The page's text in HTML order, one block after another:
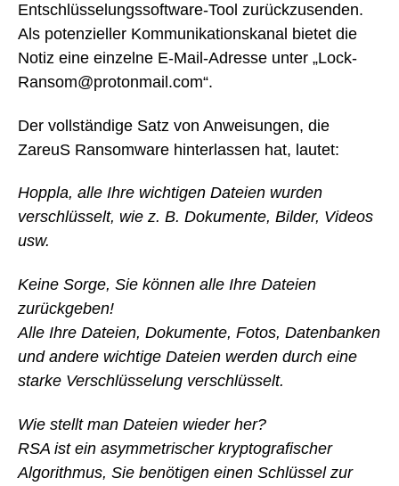
Entschlüsselungssoftware-Tool zurückzusenden.
Als potenzieller Kommunikationskanal bietet die
Notiz eine einzelne E-Mail-Adresse unter „Lock-
Ransom@protonmail.com“.
Der vollständige Satz von Anweisungen, die
ZareuS Ransomware hinterlassen hat, lautet:
Hoppla, alle Ihre wichtigen Dateien wurden
verschlüsselt, wie z. B. Dokumente, Bilder, Videos
usw.
Keine Sorge, Sie können alle Ihre Dateien
zurückgeben!
Alle Ihre Dateien, Dokumente, Fotos, Datenbanken
und andere wichtige Dateien werden durch eine
starke Verschlüsselung verschlüsselt.
Wie stellt man Dateien wieder her?
RSA ist ein asymmetrischer kryptografischer
Algorithmus, Sie benötigen einen Schlüssel zur